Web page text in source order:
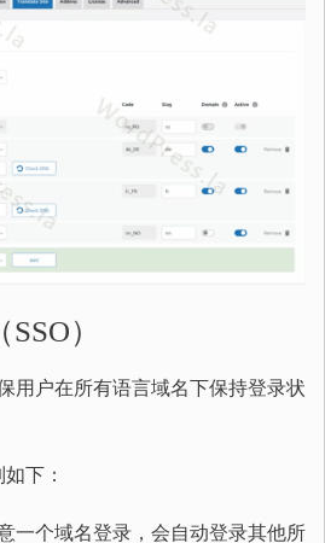
）
用户在所有语言域名下保持登录状
如下：
一个域名登录，会自动登录其他所